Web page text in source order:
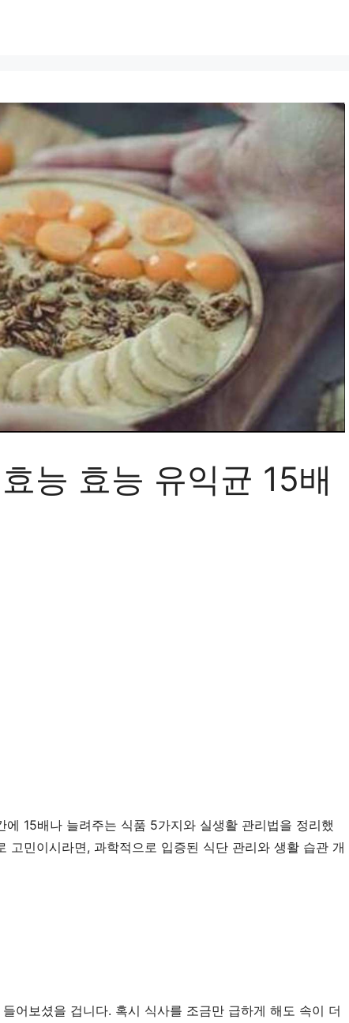
능 효능 유익균 15배
15배나 늘려주는 식품 5가지와 실생활 관리법을 정리했
고민이시라면, 과학적으로 입증된 식단 관리와 생활 습관 개
어보셨을 겁니다. 혹시 식사를 조금만 급하게 해도 속이 더